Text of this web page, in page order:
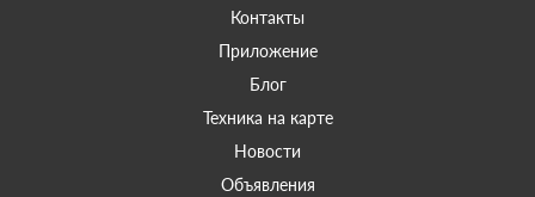
Контакты
Приложение
Блог
Техника на карте
Новости
Объявления